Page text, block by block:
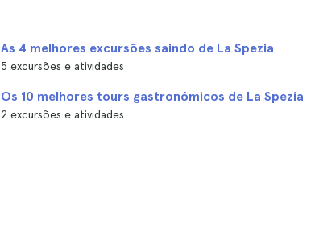
As 4 melhores excursões saindo de La Spezia
5 excursões e atividades
Os 10 melhores tours gastronómicos de La Spezia
2 excursões e atividades